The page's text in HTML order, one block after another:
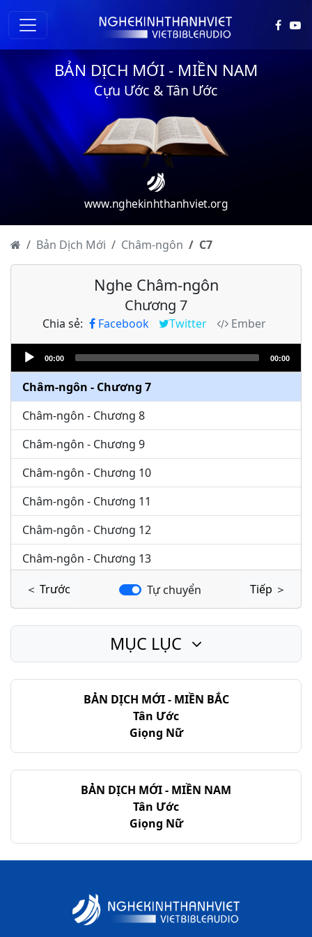
BẢN DỊCH MỚI - MIỀN NAM
Cựu Ước & Tân Ước
www.nghekinhthanhviet.org
Bản Dịch Mới Châm-ngôn C7
Nghe Châm-ngôn
Chương 7
Chia sẻ: Facebook Twitter
Ember
Audio
Player
00:00 00:00
Châm-ngôn - Chương 1
Châm-ngôn - Chương 2
Châm-ngôn - Chương 4
Châm-ngôn - Chương 5
Châm-ngôn - Chương 6
Châm-ngôn - Chương 7
Châm-ngôn - Chương 8
Châm-ngôn - Chương 9
Châm-ngôn - Chương 10
Châm-ngôn - Chương 11
Châm-ngôn - Chương 12
Châm-ngôn - Chương 13
Châm-ngôn - Chương 14
Châm-ngôn - Chương 16
Châm-ngôn - Chương 18
Châm-ngôn - Chương 19
Châm-ngôn - Chương 21
Châm-ngôn - Chương 22
Châm-ngôn - Chương 23
Châm-ngôn - Chương 25
Châm-ngôn - Chương 26
＜ Trước Tự chuyển Tiếp ＞
BẢN DỊCH MỚI - MIỀN BẮC
Tân Ước
Giọng Nữ
BẢN DỊCH MỚI - MIỀN NAM
Tân Ước
Giọng Nữ
MỤC LỤC